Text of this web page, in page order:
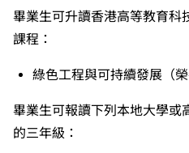
如五科香港中學文憑考試
科，一般入學條件為在該
其他四個香港中學文憑考
語文）取得第二級或以上
（單元一或單元二）第二
入學條件中的五科之一。
元二成績，於申請入學時
適用於持中專教育文憑／
畢業生可升讀香港高等教育科
課程：
綠色工程與可持續發展（
畢業生可報讀下列本地大學或
的三年級：